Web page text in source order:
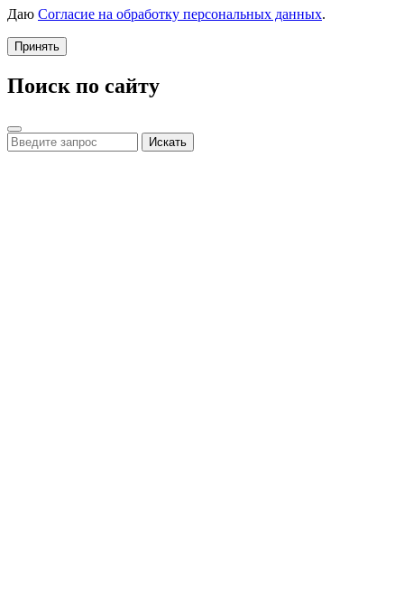
Даю Согласие на обработку персональных данных.
Принять
Поиск по сайту